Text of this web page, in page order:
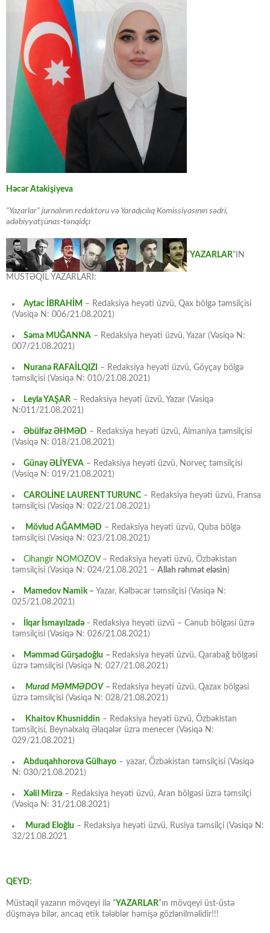
Həcər Atakişiyeva
“Yazarlar” jurnalının redaktoru və Yaradıcılıq Komissiyasının sədri,
ədəbiyyatşünas-tənqidçı
“YAZARLAR“IN
MÜSTƏQİL YAZARLARI:
Aytac İBRAHİM – Redaksiya heyəti üzvü, Qax bölgə təmsilçisi
(Vəsiqə N: 006/21.08.2021)
Səma MUĞANNA – Redaksiya heyəti üzvü, Yazar (Vəsiqə N:
007/21.08.2021)
Nuranə RAFAİLQIZI
– Redaksiya heyəti üzvü, Göyçay bölgə
təmsilçisi (Vəsiqə N: 010/21.08.2021)
Leyla YAŞAR – Redaksiya heyəti üzvü, Yazar (Vəsiqə
N:011/21.08.2021)
Əbülfəz ƏHMƏD – Redaksiya heyəti üzvü, Almaniya təmsilçisi
(Vəsiqə N: 018/21.08.2021)
Günay ƏLİYEVA – Redaksiya heyəti üzvü, Norveç təmsilçisi
(Vəsiqə N: 019/21.08.2021)
CAROLİNE LAURENT TURUNC – Redaksiya heyəti üzvü, Fransa
təmsilçisi (Vəsiqə N: 022/21.08.2021)
Mövlud AĞAMMƏD – Redaksiya heyəti üzvü, Quba bölgə
təmsilçisi (Vəsiqə N: 023/21.08.2021)
Cihangir NOMOZOV– Redaksiya heyəti üzvü, Özbəkistan
təmsilçisi (Vəsiqə N: 024/21.08.2021 – Allah rəhmət eləsin)
Mamedov Namik– Yazar, Kəlbəcər təmsilçisi (Vəsiqə N:
025/21.08.2021)
İlqar İsmayılzadə – Redaksiya heyəti üzvü – Cənub bölgəsi üzrə
təmsilçisi (Vəsiqə N: 026/21.08.2021)
Məmməd Gürşadoğlu – Redaksiya heyəti üzvü, Qarabağ bölgəsi
üzrə təmsilçisi (Vəsiqə N: 027/21.08.2021)
Murad MƏMMƏDOV – Redaksiya heyəti üzvü, Qazax bölgəsi
üzrə təmsilçisi (Vəsiqə N: 028/21.08.2021)
Khaitov Khusniddin – Redaksiya heyəti üzvü, Özbəkistan
təmsilçisi, Beynəlxalq Əlaqələr üzrə menecer (Vəsiqə N:
029/21.08.2021)
Abduqahhorova Gülhayo – yazar, Özbəkistan təmsilçisi (Vəsiqə
N: 030/21.08.2021)
Xəlil Mirzə – Redaksiya heyəti üzvü, Aran bölgəsi üzrə təmsilçi
(Vəsiqə N: 31/21.08.2021)
Murad Eloğlu – Redaksiya heyəti üzvü, Rusiya təmsilçi (Vəsiqə N:
32/21.08.2021
QEYD:
Müstəqil yazarın mövqeyi ilə “YAZARLAR“ın mövqeyi üst-üstə
düşməyə bilər, ancaq etik tələblər həmişə gözlənilməlidir!!!